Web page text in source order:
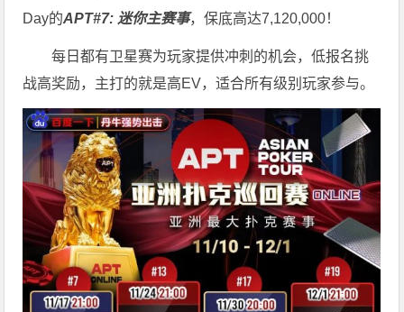
Day的APT#7: 迷你主赛事，保底高达7,120,000！
每日都有卫星赛为玩家提供冲刺的机会，低报名挑
战高奖励，主打的就是高EV，适合所有级别玩家参与。